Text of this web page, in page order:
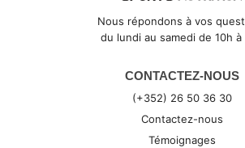
Nous répondons à vos
du lundi au samedi de 10h à
CONTACTEZ-NOUS
(+352) 26 50 36 30
Contactez-nous
Témoignages